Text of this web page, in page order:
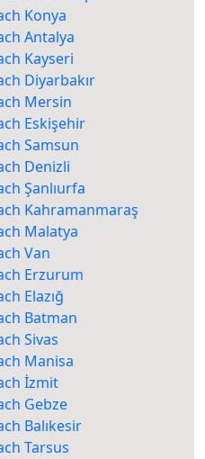
Konya
Antalya
Kayseri
Diyarbakır
Mersin
Eskişehir
Samsun
Denizli
Şanlıurfa
Kahramanmaraş
Malatya
Van
Erzurum
Elazığ
Batman
Sivas
Manisa
İzmit
Gebze
Balıkesir
Tarsus